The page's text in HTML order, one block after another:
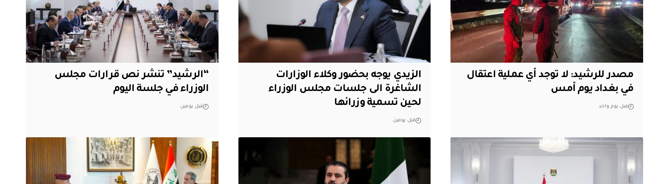
مصدر للرشيد: لا توجد أي عملية اعتقال
في بغداد يوم أمس
قبل يوم واحد
الزيدي يوجه بحضور وكلاء الوزارات
الشاغرة الى جلسات مجلس الوزراء
لحين تسمية وزرائها
قبل يومين
“الرشيد” تنشر نص قرارات مجلس
الوزراء في جلسة اليوم
قبل يومين